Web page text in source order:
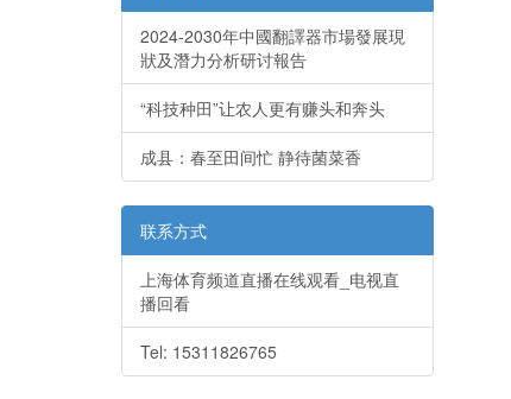
2024-2030年中國翻譯器市場發展現
狀及潛力分析研讨報告
“科技种田”让农人更有赚头和奔头
成县：春至田间忙 静待菌菜香
联系方式
上海体育频道直播在线观看_电视直
播回看
Tel: 15311826765